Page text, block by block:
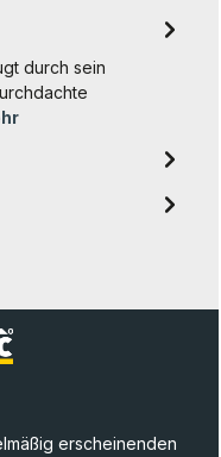
durch sein
erscheinenden